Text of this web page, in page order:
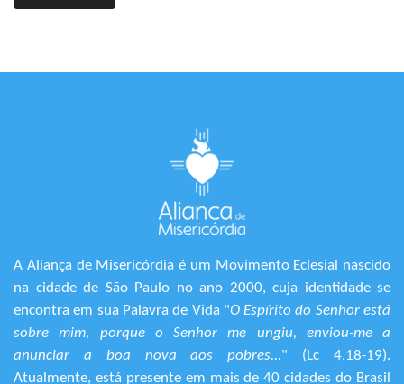
A Aliança de Misericórdia é um Movimento Eclesial nascido
na cidade de São Paulo no ano 2000, cuja identidade se
encontra em sua Palavra de Vida "O Espírito do Senhor está
sobre mim, porque o Senhor me ungiu, enviou-me a
anunciar a boa nova aos pobres..." (Lc 4,18-19).
Atualmente, está presente em mais de 40 cidades do Brasil